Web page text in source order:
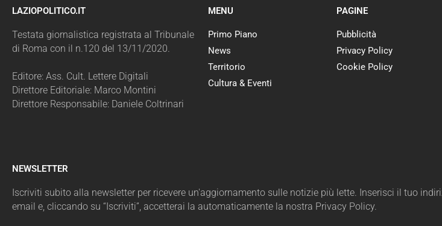
LAZIOPOLITICO.IT
Testata giornalistica registrata al Tribunale
di Roma con il n.120 del 13/11/2020.
Editore: Ass. Cult. Lettere Digitali
Direttore Editoriale: Marco Montini
Direttore Responsabile: Daniele Coltrinari
MENU
Primo Piano
News
Territorio
Cultura & Eventi
PAGINE
Pubblicità
Privacy Policy
Cookie Policy
NEWSLETTER
Iscriviti subito alla newsletter per ricevere un'aggiornamento sulle notizie più lette. Inserisci il tuo
email e, cliccando su “Iscriviti”, accetterai la automaticamente la nostra Privacy Policy.